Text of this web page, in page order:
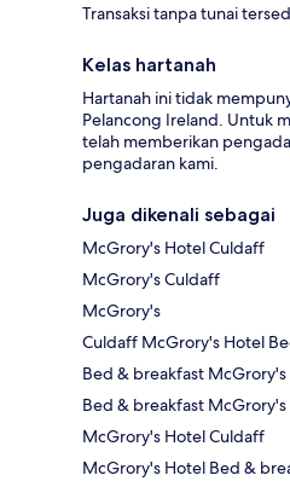
Transaksi tanpa tunai
Kelas hartanah
Hartanah ini tidak
Pelancong Ireland. Untuk
telah memberikan
pengadaran kami.
Juga dikenali sebagai
McGrory's Hotel Culdaff
McGrory's Culdaff
McGrory's
Culdaff McGrory's Hotel
Bed & breakfast
Bed & breakfast
McGrory's Hotel Culdaff
McGrory's Hotel Bed &